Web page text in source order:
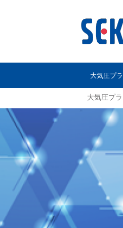
大気圧プ
大気圧プ